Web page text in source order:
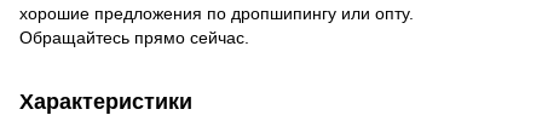
хорошие предложения по дропшипингу или опту.
Обращайтесь прямо сейчас.
Характеристики